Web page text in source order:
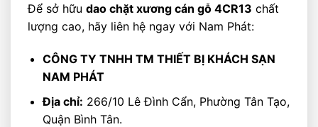
Để sở hữu dao chặt xương cán gỗ 4CR13 chất
lượng cao, hãy liên hệ ngay với Nam Phát:
CÔNG TY TNHH TM THIẾT BỊ KHÁCH SẠN
NAM PHÁT
Địa chỉ: 266/10 Lê Đình Cẩn, Phường Tân Tạo,
Quận Bình Tân.